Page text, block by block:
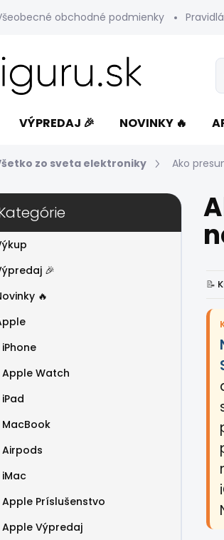
obchodné podmienky
VÝPREDAJ 🎉 NOVINKY 🔥
zo sveta elektroniky Ako
🎉
🔥
iPhone
Apple Watch
iPad
MacBook
Airpods
iMac
Apple Príslušenstvo
Apple Výpredaj
📝